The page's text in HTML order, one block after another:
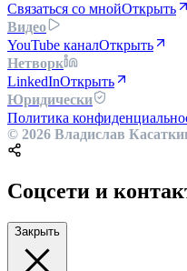
Связаться со мнойОткрыть
Видео
YouTube каналОткрыть
Нетворк
LinkedInОткрыть
Юридически
Политика
© 2026 Владислав
Соцсети и
Закрыть